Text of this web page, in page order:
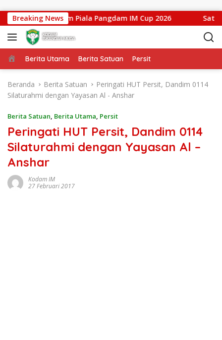
Breaking News
Tengah dalam Piala Pangdam IM Cup 2026 Satgas
Beranda
Berita Utama Berita Satuan Persit
Beranda Berita Satuan
Peringati HUT Persit, Dandim 0114
Silaturahmi dengan Yayasan Al - Anshar
Berita Satuan, Berita Utama, Persit
Peringati HUT Persit, Dandim 0114
Silaturahmi dengan Yayasan Al –
Anshar
Kodam IM
27 Februari 2017